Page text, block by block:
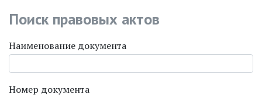
Поиск правовых актов
Наименование документа
Номер документа